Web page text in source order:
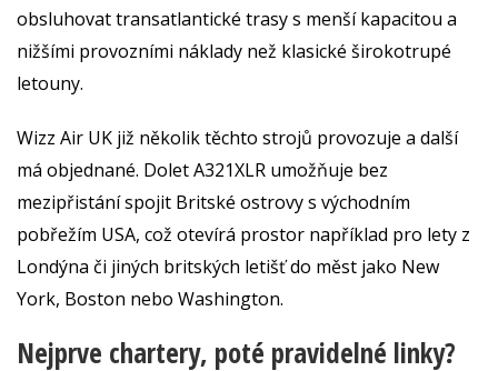
obsluhovat transatlantické trasy s menší kapacitou a
nižšími provozními náklady než klasické širokotrupé
letouny.
Wizz Air UK již několik těchto strojů provozuje a další
má objednané. Dolet A321XLR umožňuje bez
mezipřistání spojit Britské ostrovy s východním
pobřežím USA, což otevírá prostor například pro lety z
Londýna či jiných britských letišť do měst jako New
York, Boston nebo Washington.
Nejprve chartery, poté pravidelné linky?